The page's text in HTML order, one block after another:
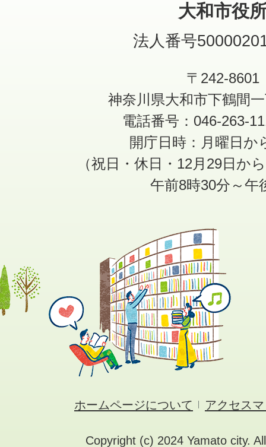
大和市役
法人番号
〒242-8601
神奈川県大和市下鶴間
電話番号：046-263-
開庁日時：月曜日か
（祝日・休日・12月29日か
午前8時30分～午
ホームページについて アクセス
Copyright (c) 2024 Yamato city.